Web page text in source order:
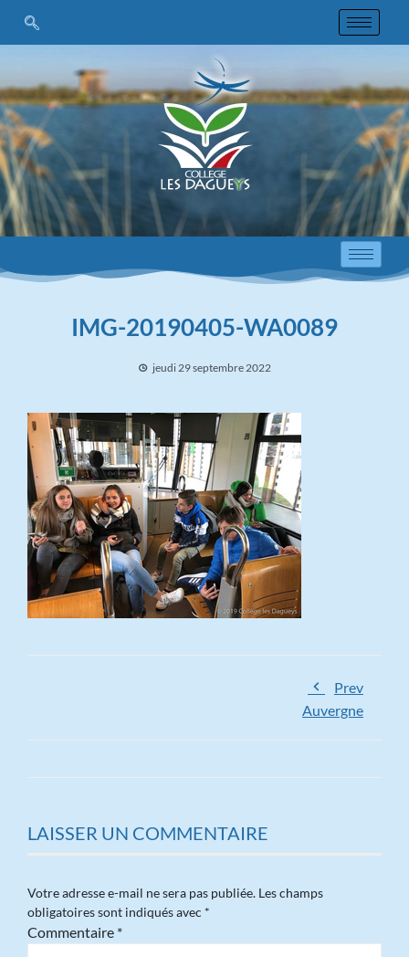
IMG-20190405-WA0089
jeudi 29 septembre 2022
Prev
Auvergne
LAISSER UN COMMENTAIRE
Votre adresse e-mail ne sera pas publiée. Les champs
obligatoires sont indiqués avec *
Commentaire *